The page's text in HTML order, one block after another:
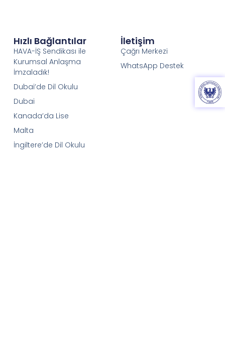
Hızlı Bağlantılar
HAVA-İŞ Sendikası ile
Kurumsal Anlaşma
İmzaladık!
Dubai’de Dil Okulu
Dubai
Kanada’da Lise
Malta
İngiltere’de Dil Okulu
İletişim
Çağrı Merkezi
WhatsApp Destek